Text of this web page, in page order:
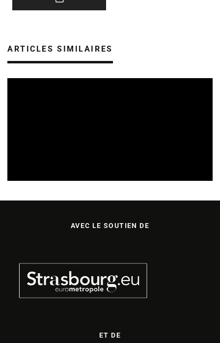
ARTICLES SIMILAIRES
AVEC LE SOUTIEN DE
ET DE